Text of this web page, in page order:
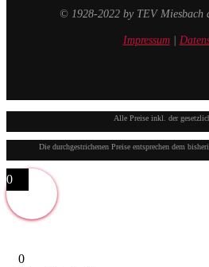
© 1928-2022 by TEV Miesbach
Impressum|
Alle Preise inkl. der
Die durchgestrichenen Preise entsprechen dem
0
0